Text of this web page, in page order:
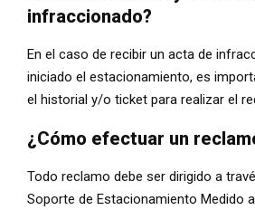
infraccionado?
En el caso de recibir un acta de
iniciado el estacionamiento, es
el historial y/o ticket para realizar el
¿Cómo efectuar un
Todo reclamo debe ser dirigido a
Soporte de Estacionamiento Medido